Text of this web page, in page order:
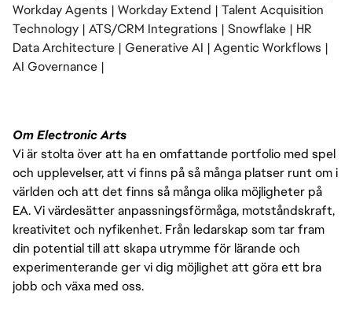
Workday Agents | Workday Extend | Talent Acquisition
Technology | ATS/CRM Integrations | Snowflake | HR
Data Architecture | Generative AI | Agentic Workflows |
AI Governance |
Om Electronic Arts
Vi är stolta över att ha en omfattande portfolio med spel
och upplevelser, att vi finns på så många platser runt om i
världen och att det finns så många olika möjligheter på
EA. Vi värdesätter anpassningsförmåga, motståndskraft,
kreativitet och nyfikenhet. Från ledarskap som tar fram
din potential till att skapa utrymme för lärande och
experimenterande ger vi dig möjlighet att göra ett bra
jobb och växa med oss.